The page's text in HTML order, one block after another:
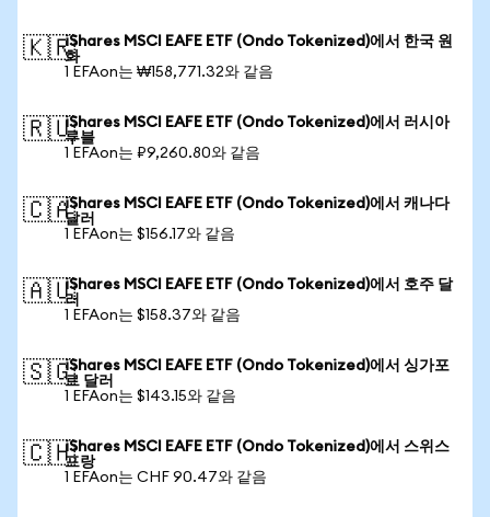
🇰🇷iShares MSCI EAFE ETF (Ondo Tokenized)에서 한국 원
화
1 EFAon는 ₩158,771.32와 같음
🇷🇺iShares MSCI EAFE ETF (Ondo Tokenized)에서 러시아
루블
1 EFAon는 ₽9,260.80와 같음
🇨🇦iShares MSCI EAFE ETF (Ondo Tokenized)에서 캐나다
달러
1 EFAon는 $156.17와 같음
🇦🇺iShares MSCI EAFE ETF (Ondo Tokenized)에서 호주 달
러
1 EFAon는 $158.37와 같음
🇸🇬iShares MSCI EAFE ETF (Ondo Tokenized)에서 싱가포
르 달러
1 EFAon는 $143.15와 같음
🇨🇭iShares MSCI EAFE ETF (Ondo Tokenized)에서 스위스
프랑
1 EFAon는 CHF 90.47와 같음